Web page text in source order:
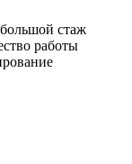
стаж
работы